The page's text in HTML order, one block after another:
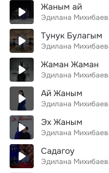
Жаным ай
Эдилана
Тунук Булагым
Эдилана
Жаман Жаман
Эдилана
Ай Жаным
Эдилана
Эх Жаным
Эдилана
Садагоу
Эдилана